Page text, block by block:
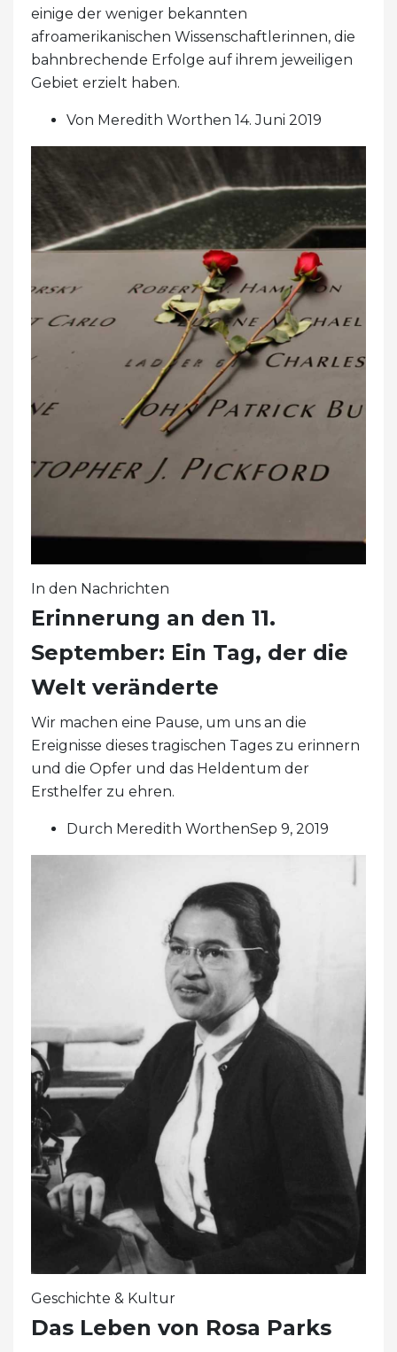
einige der weniger bekannten
afroamerikanischen Wissenschaftlerinnen, die
bahnbrechende Erfolge auf ihrem jeweiligen
Gebiet erzielt haben.
Von Meredith Worthen 14. Juni 2019
In den Nachrichten
Erinnerung an den 11.
September: Ein Tag, der die
Welt veränderte
Wir machen eine Pause, um uns an die
Ereignisse dieses tragischen Tages zu erinnern
und die Opfer und das Heldentum der
Ersthelfer zu ehren.
Durch Meredith WorthenSep 9, 2019
Geschichte & Kultur
Das Leben von Rosa Parks